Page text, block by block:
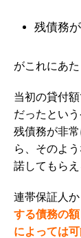
残債務
がこれにあた
当初の貸付
だったとい
残債務が非
ら、そのよ
諾してもらえ
連帯保証人
する債務の
によっては